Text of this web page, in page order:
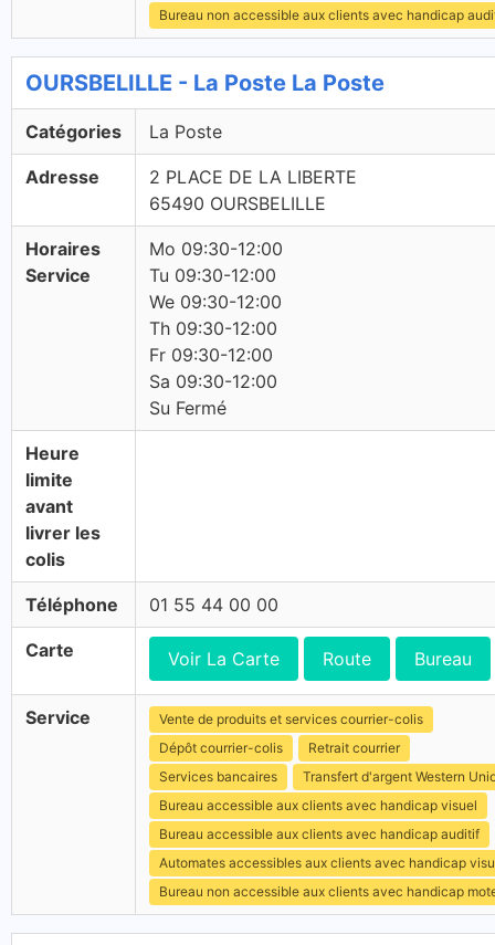
Bureau non accessible aux clients avec handicap
OURSBELILLE - La Poste La Poste
Catégories La Poste
Adresse
2 PLACE DE LA LIBERTE
65490 OURSBELILLE
Horaires
Service
Mo 09:30-12:00
Tu 09:30-12:00
We 09:30-12:00
Th 09:30-12:00
Fr 09:30-12:00
Sa 09:30-12:00
Su Fermé
Heure
limite
avant
livrer les
colis
Téléphone 01 55 44 00 00
Carte Voir La Carte Route Bureau
Service
Vente de produits et services courrier-colis
Dépôt courrier-colis
Retrait courrier
Services bancaires
Transfert d'argent Western
Bureau accessible aux clients avec handicap visuel
Bureau accessible aux clients avec handicap auditif
Automates accessibles aux clients avec handicap
Bureau non accessible aux clients avec handicap